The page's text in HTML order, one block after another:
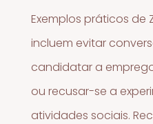
Exemplos práticos de
incluem evitar
candidatar a
ou recusar-se a
atividades sociais.